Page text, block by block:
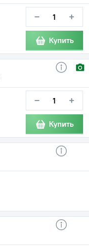
− +
Купить
− +
Купить